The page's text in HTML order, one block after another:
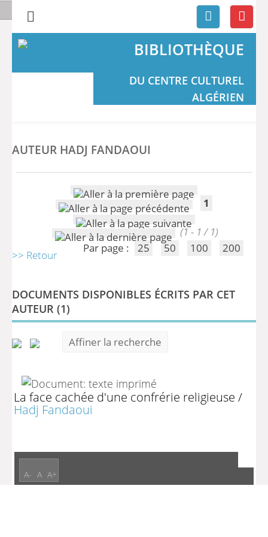
BIBLIOTHÈQUE
DU CENTRE CULTUREL
ALGÉRIEN
AUTEUR HADJ FANDAOUI
1
(1 - 1 / 1)
Par page :
25 50 100 200
>> Retour
DOCUMENTS DISPONIBLES ÉCRITS PAR CET
AUTEUR (1)
Affiner la recherche
La face cachée d'une confrérie religieuse /
Hadj Fandaoui
A- A A+